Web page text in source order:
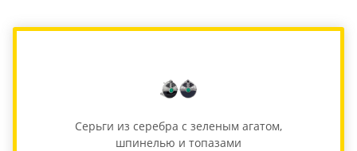
Серьги из серебра с зеленым агатом,
шпинелью и топазами